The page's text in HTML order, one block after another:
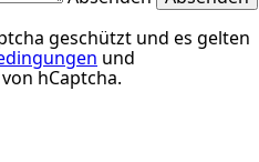
geschützt und es gelten
und
von hCaptcha.